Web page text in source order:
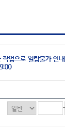
업으로 열람불가 안내
-